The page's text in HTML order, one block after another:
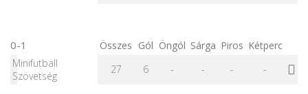
0-1 Összes Gól Öngól Sárga Piros Kétperc
Minifutball
Szövetség
27 6 - - - -